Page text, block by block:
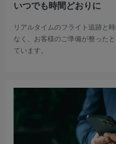
いつでも時間どおりに
リアルタイムのフライト追跡と
なく、お客様のご準備が整った
ています。